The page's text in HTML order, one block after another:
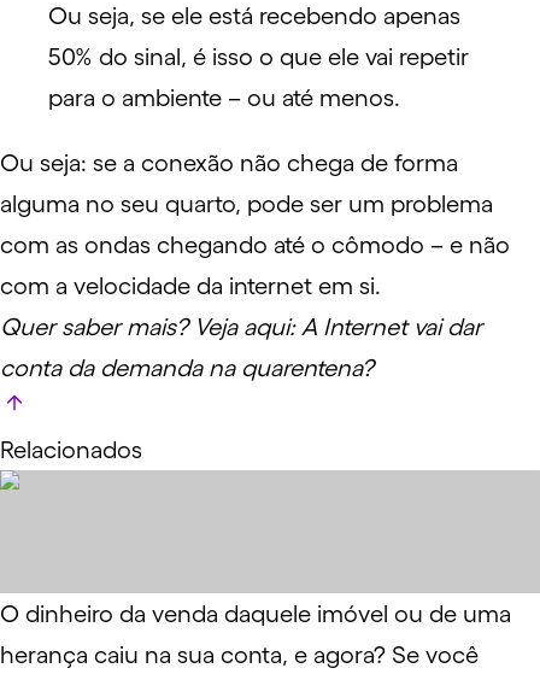
Ou seja, se ele está recebendo apenas
50% do sinal, é isso o que ele vai repetir
para o ambiente – ou até menos.
Ou seja: se a conexão não chega de forma
alguma no seu quarto, pode ser um problema
com as ondas chegando até o cômodo – e não
com a velocidade da internet em si.
Quer saber mais? Veja aqui: A Internet vai dar
conta da demanda na quarentena?
Relacionados
O dinheiro da venda daquele imóvel ou de uma
herança caiu na sua conta, e agora? Se você